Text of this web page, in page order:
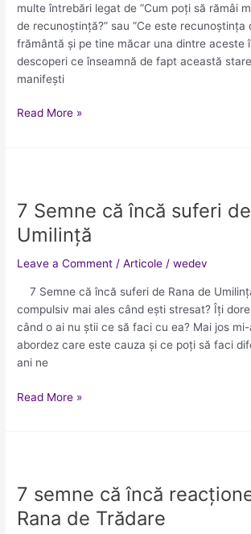
multe întrebări legat de ”Cum poți să rămâi
de recunoștință?” sau ”Ce este recunoștința
frământă și pe tine măcar una dintre aceste
descoperi ce înseamnă de fapt această
manifești
Read More »
7 Semne că încă suferi
Umilință
Leave a Comment /Articole /wedev
7 Semne că încă suferi de Rana de
compulsiv mai ales când ești stresat? Îți
când o ai nu știi ce să faci cu ea? Mai jos
abordez care este cauza și ce poți să faci
ani ne
că
încă
suferi
de
Umilință
Read More »
7 semne că încă
Rana de Trădare
că
încă
reacționezi